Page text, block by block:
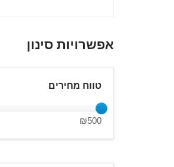
אפשרויות סינון
טווח מחירים
₪500